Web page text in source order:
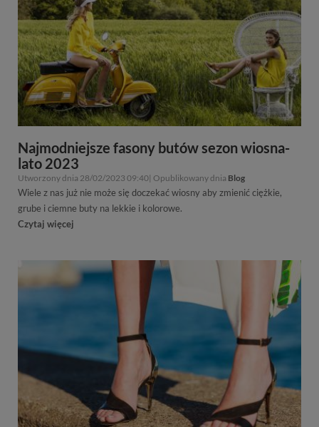
Najmodniejsze fasony butów sezon wiosna-
lato 2023
Utworzony dnia 28/02/2023 09:40| Opublikowany dnia Blog
Wiele z nas już nie może się doczekać wiosny aby zmienić ciężkie,
grube i ciemne buty na lekkie i kolorowe.
Czytaj więcej